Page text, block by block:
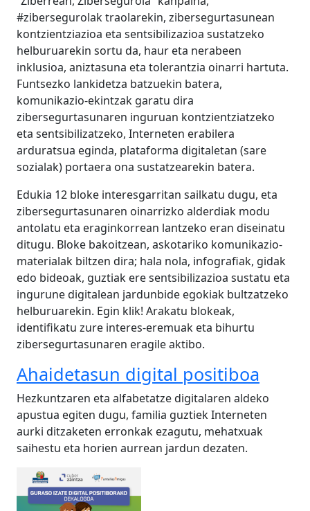
#zibersegurolak traolarekin, zibersegurtasunean
kontzientziazioa eta sentsibilizazioa sustatzeko
helburuarekin sortu da, haur eta nerabeen
inklusioa, aniztasuna eta tolerantzia oinarri hartuta.
Funtsezko lankidetza batzuekin batera,
komunikazio-ekintzak garatu dira
zibersegurtasunaren inguruan kontzientziatzeko
eta sentsibilizatzeko, Interneten erabilera
arduratsua eginda, plataforma digitaletan (sare
sozialak) portaera ona sustatzearekin batera.
Edukia 12 bloke interesgarritan sailkatu dugu, eta
zibersegurtasunaren oinarrizko alderdiak modu
antolatu eta eraginkorrean lantzeko eran diseinatu
ditugu. Bloke bakoitzean, askotariko komunikazio-
materialak biltzen dira; hala nola, infografiak, gidak
edo bideoak, guztiak ere sentsibilizazioa sustatu eta
ingurune digitalean jardunbide egokiak bultzatzeko
helburuarekin. Egin klik! Arakatu blokeak,
identifikatu zure interes-eremuak eta bihurtu
zibersegurtasunaren eragile aktibo.
Ahaidetasun digital positiboa
Hezkuntzaren eta alfabetatze digitalaren aldeko
apustua egiten dugu, familia guztiek Interneten
aurki ditzaketen erronkak ezagutu, mehatxuak
saihestu eta horien aurrean jardun dezaten.